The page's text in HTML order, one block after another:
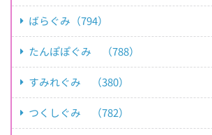
ばらぐみ（794）
たんぽぽぐみ （788）
すみれぐみ （380）
つくしぐみ （782）